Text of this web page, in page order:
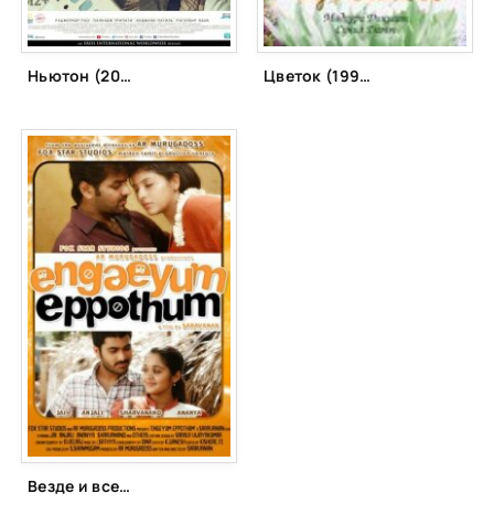
Ньютон (2017) Цветок (1993)
Везде и всегда (2011)